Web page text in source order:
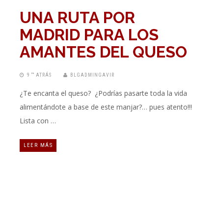
UNA RUTA POR
MADRID PARA LOS
AMANTES DEL QUESO
9 “” ATRÁS BLGADMINGAVIR
¿Te encanta el queso? ¿Podrías pasarte toda la vida
alimentándote a base de este manjar?… pues atento!!!
Lista con …
LEER MÁS